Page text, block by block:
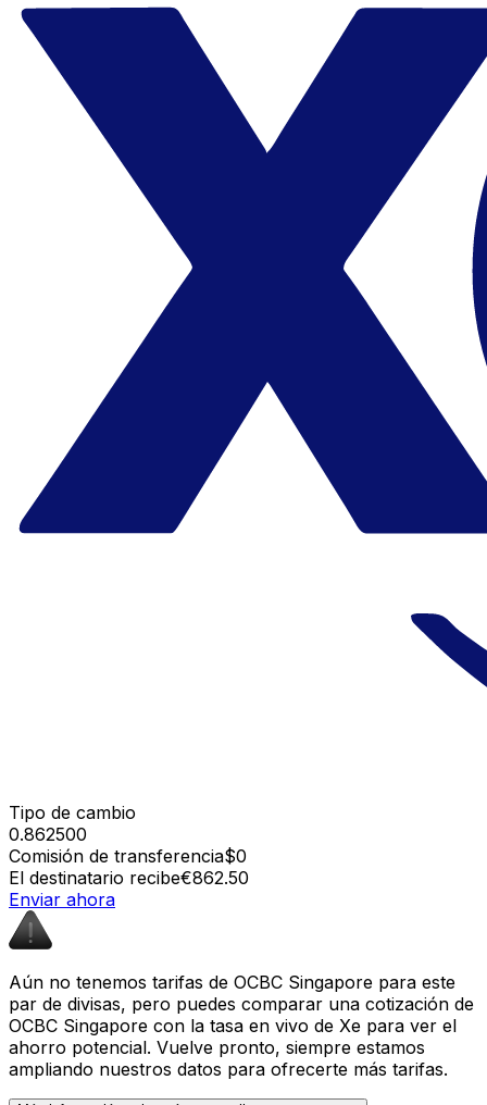
Tipo de cambio
0.862500
Comisión de transferencia$0
El destinatario recibe€862.50
Enviar ahora
Aún no tenemos tarifas de OCBC Singapore para este
par de divisas, pero puedes comparar una cotización de
OCBC Singapore con la tasa en vivo de Xe para ver el
ahorro potencial. Vuelve pronto, siempre estamos
ampliando nuestros datos para ofrecerte más tarifas.